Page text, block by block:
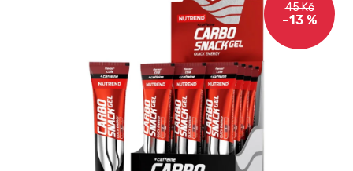
45 Kč
–13 %